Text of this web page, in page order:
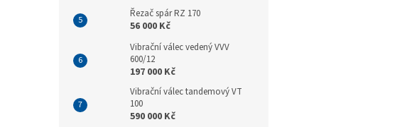
Řezač spár RZ 170
56 000 Kč
Vibrační válec vedený VVV
600/12
197 000 Kč
Vibrační válec tandemový VT
100
590 000 Kč